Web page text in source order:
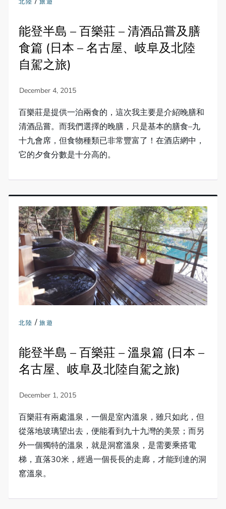
北陸 旅遊
能登半島 – 百樂莊 – 清酒品嘗及膳
食篇 (日本 – 名古屋、岐阜及北陸
自駕之旅)
百樂莊是提供一泊兩食的，這次我主要是介紹晚膳和
清酒品嘗。而我們選擇的晚膳，只是基本的膳食–九
十九會席，但食物種類已非常豐富了！在酒店網中，
它的夕食分數是十分高的。
北陸 /旅遊
能登半島 – 百樂莊 – 溫泉篇 (日本 –
名古屋、岐阜及北陸自駕之旅)
百樂莊有兩處溫泉，一個是室內溫泉，雖只如此，但
從落地玻璃望出去，便能看到九十九灣的美景；而另
外一個獨特的溫泉，就是洞窰溫泉，是需要乘搭電
梯，直落30米，經過一個長長的走廊，才能到達的洞
窰溫泉。